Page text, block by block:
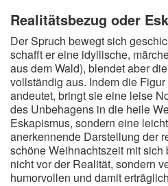
Realitätsbezug oder
Der Spruch bewegt sich
schafft er eine idyllische,
aus dem Wald), blendet aber
vollständig aus. Indem die
andeutet, bringt sie eine leise
des Unbehagens in die heile
Eskapismus, sondern eine
anerkennende Darstellung der
schöne Weihnachtszeit mit
nicht vor der Realität, sondern
humorvollen und damit